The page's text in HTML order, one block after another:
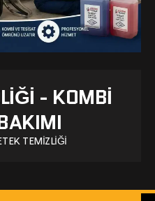
- KOMBI
TEMIZLIĞI